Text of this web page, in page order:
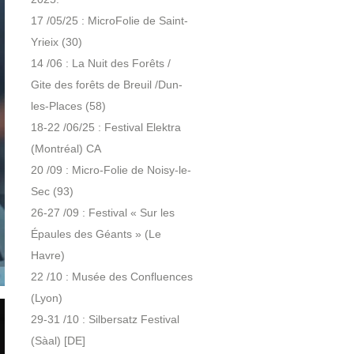
17 /05/25 : MicroFolie de Saint-
Yrieix (30)
14 /06 : La Nuit des Forêts /
Gite des forêts de Breuil /Dun-
les-Places (58)
18-22 /06/25 : Festival Elektra
(Montréal) CA
20 /09 : Micro-Folie de Noisy-le-
Sec (93)
26-27 /09 : Festival « Sur les
Épaules des Géants » (Le
Havre)
22 /10 : Musée des Confluences
(Lyon)
29-31 /10 : Silbersatz Festival
(Sàal) [DE]